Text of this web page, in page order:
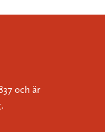
och är